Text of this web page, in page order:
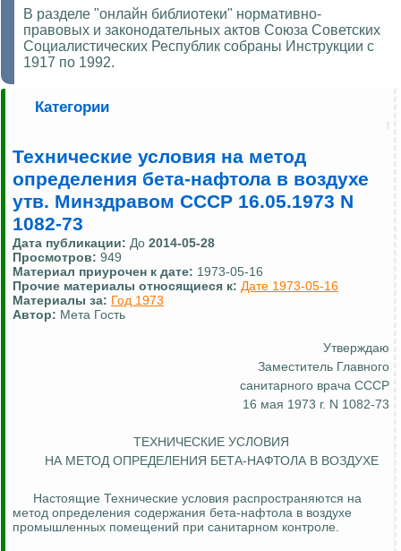
В разделе "онлайн библиотеки" нормативно-
правовых и законодательных актов Союза Советских
Социалистических Республик собраны Инструкции с
1917 по 1992.
Категории
Технические условия на метод
определения бета-нафтола в воздухе
утв. Минздравом СССР 16.05.1973 N
1082-73
Дата публикации: До 2014-05-28
Просмотров: 949
Материал приурочен к дате: 1973-05-16
Прочие материалы относящиеся к: Дате 1973-05-16
Материалы за: Год 1973
Автор: Мета Гость
Утверждаю
Заместитель Главного
санитарного врача СССР
16 мая 1973 г. N 1082-73
ТЕХНИЧЕСКИЕ УСЛОВИЯ
НА МЕТОД ОПРЕДЕЛЕНИЯ БЕТА-НАФТОЛАВ ВОЗДУХЕ
Настоящие Технические условия распространяются на
метод определения содержания бета-нафтола в воздухе
промышленных помещений при санитарном контроле.